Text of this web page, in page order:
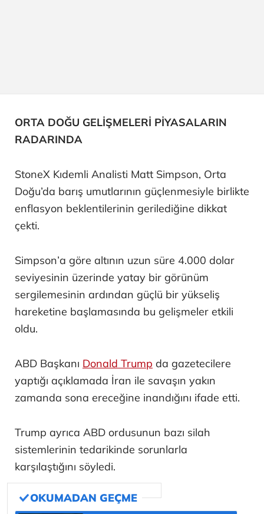
ORTA DOĞU GELİŞMELERİ PİYASALARIN
RADARINDA
StoneX Kıdemli Analisti Matt Simpson, Orta
Doğu’da barış umutlarının güçlenmesiyle birlikte
enflasyon beklentilerinin gerilediğine dikkat
çekti.
Simpson’a göre altının uzun süre 4.000 dolar
seviyesinin üzerinde yatay bir görünüm
sergilemesinin ardından güçlü bir yükseliş
hareketine başlamasında bu gelişmeler etkili
oldu.
ABD Başkanı Donald Trump da gazetecilere
yaptığı açıklamada İran ile savaşın yakın
zamanda sona ereceğine inandığını ifade etti.
Trump ayrıca ABD ordusunun bazı silah
sistemlerinin tedarikinde sorunlarla
karşılaştığını söyledi.